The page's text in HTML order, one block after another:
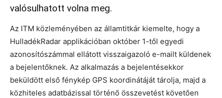
valósulhatott volna meg.
Az ITM közleményében az államtitkár kiemelte, hogy a
HulladékRadar applikációban október 1-től egyedi
azonosítószámmal ellátott visszaigazoló e-mailt küldenek
a bejelentőknek. Az alkalmazás a bejelentésekkor
beküldött első fénykép GPS koordinátáját tárolja, majd a
közhiteles adatbázissal történő összevetést követően